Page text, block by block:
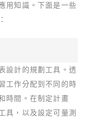
用知識。下面是一些
設計的規劃工具。透
工作分配到不同的時
時間。在制定計畫
具，以及設定可量測